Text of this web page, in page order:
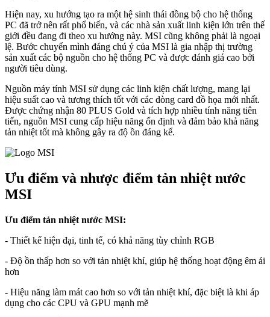
Hiện nay, xu hướng tạo ra một hệ sinh thái đồng bộ cho hệ thống
PC đã trở nên rất phổ biến, và các nhà sản xuất linh kiện lớn trên thế
giới đều đang đi theo xu hướng này. MSI cũng không phải là ngoại
lệ. Bước chuyển mình đáng chú ý của MSI là gia nhập thị trường
sản xuất các bộ nguồn cho hệ thống PC và được đánh giá cao bởi
người tiêu dùng.
Nguồn máy tính MSI sử dụng các linh kiện chất lượng, mang lại
hiệu suất cao và tương thích tốt với các dòng card đồ họa mới nhất.
Được chứng nhận 80 PLUS Gold và tích hợp nhiều tính năng tiên
tiến, nguồn MSI cung cấp hiệu năng ổn định và đảm bảo khả năng
tản nhiệt tốt mà không gây ra độ ồn đáng kể.
Ưu điểm và nhược điểm tản nhiệt nước
MSI
Ưu điểm tản nhiệt nước MSI:
- Thiết kế hiện đại, tinh tế, có khả năng tùy chỉnh RGB
- Độ ồn thấp hơn so với tản nhiệt khí, giúp hệ thống hoạt động êm ái
hơn
- Hiệu năng làm mát cao hơn so với tản nhiệt khí, đặc biệt là khi áp
dụng cho các CPU và GPU mạnh mẽ